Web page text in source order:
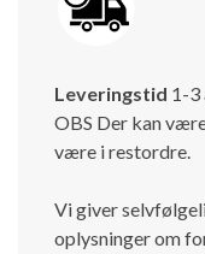
Leveringstid 1-3
OBS Der kan
være i restordre.
Vi giver
oplysninger om